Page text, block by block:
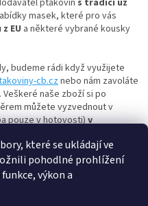
které se ukládají ve
pohodlné prohlížení
výkon a
masek, které pro vás
EU a některé vybrané kousky
budeme rádi když využijete
cb.cznebo nám zavoláte
. Veškeré naše zboží si po
můžete vyzvednout v
pouze v hotovosti)v
celý život smát a radovat,
a bavte se s